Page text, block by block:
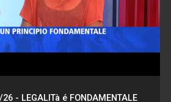
- LEGALITà é FONDAMENTALE